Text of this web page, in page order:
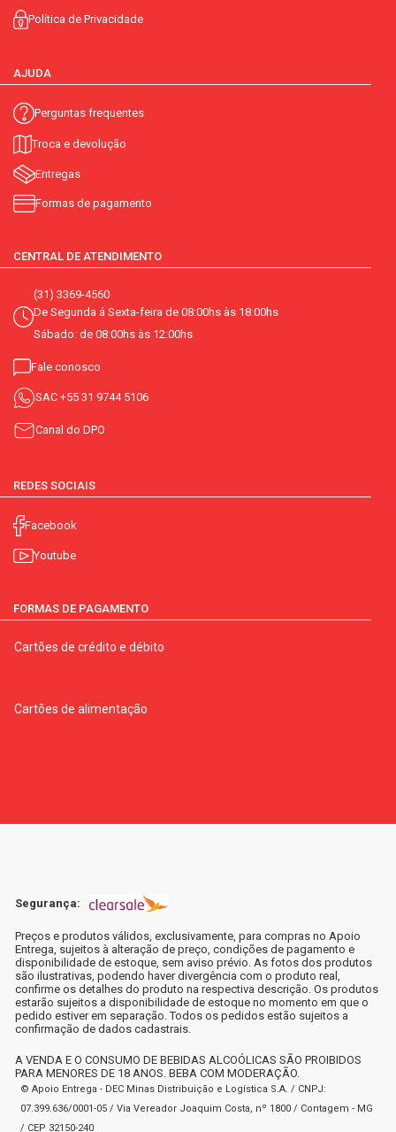
Política de Privacidade
AJUDA
Perguntas frequentes
Troca e devolução
Entregas
Formas de pagamento
CENTRAL DE ATENDIMENTO
(31) 3369-4560
De Segunda á Sexta-feira de 08:00hs às 18:00hs
Sábado: de 08:00hs às 12:00hs
Fale conosco
SAC +55 31 9744 5106
Canal do DPO
REDES SOCIAIS
Facebook
Youtube
FORMAS DE PAGAMENTO
Cartões de crédito e débito
Cartões de alimentação
Segurança:
Preços e produtos válidos, exclusivamente, para compras no Apoio
Entrega, sujeitos à alteração de preço, condições de pagamento e
disponibilidade de estoque, sem aviso prévio. As fotos dos produtos
são ilustrativas, podendo haver divergência com o produto real,
confirme os detalhes do produto na respectiva descrição. Os produtos
estarão sujeitos a disponibilidade de estoque no momento em que o
pedido estiver em separação. Todos os pedidos estão sujeitos a
confirmação de dados cadastrais.
A VENDA E O CONSUMO DE BEBIDAS ALCOÓLICAS SÃO PROIBIDOS
PARA MENORES DE 18 ANOS. BEBA COM MODERAÇÃO.
© Apoio Entrega - DEC Minas Distribuição e Logística S.A. / CNPJ:
07.399.636/0001-05 / Via Vereador Joaquim Costa, nº 1800 / Contagem - MG
/ CEP 32150-240